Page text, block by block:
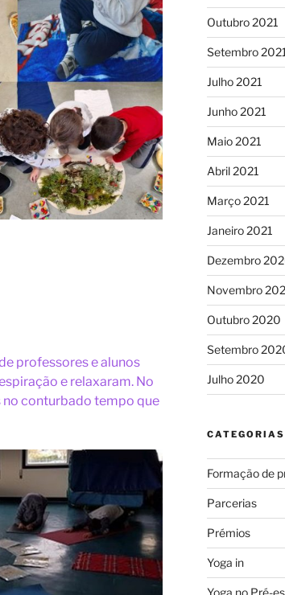
professores e alunos
e relaxaram. No
conturbado tempo que
Outubro 2021
Setembro 2021
Julho 2021
Junho 2021
Maio 2021
Abril 2021
Março 2021
Janeiro 2021
Dezembro
Novembro
Outubro 2020
Setembro
Julho 2020
CATEGORIAS
Formação de
Parcerias
Prémios
Yoga in
Yoga no Pré-